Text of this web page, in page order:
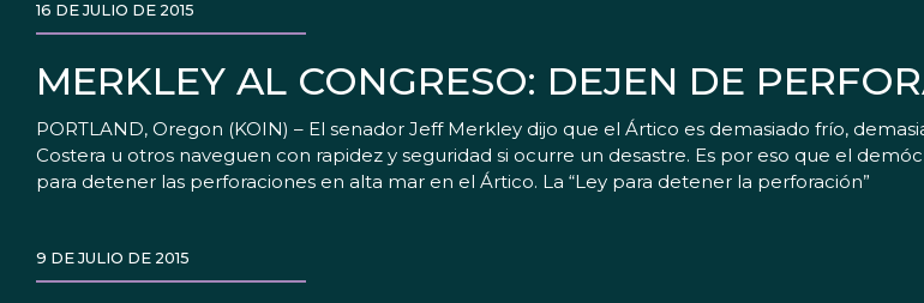
MERKLEY AL CONGRESO: DEJEN DE
16 DE JULIO DE 2015
PORTLAND, Oregon (KOIN) – El senador Jeff Merkley dijo que el Ártico es demasiado frío,
Costera u otros naveguen con rapidez y seguridad si ocurre un desastre. Es por eso que el
para detener las perforaciones en alta mar en el Ártico. La “Ley para detener la perforación”
9 DE JULIO DE 2015